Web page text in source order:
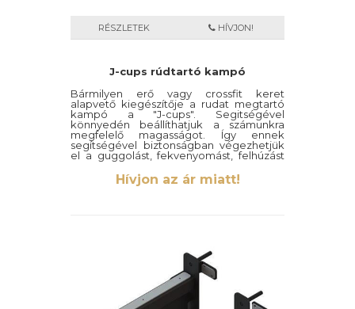
RÉSZLETEK HÍVJON!
J-cups rúdtartó kampó
Bármilyen erő vagy crossfit keret
alapvető kiegészítője a rudat megtartó
kampó a "J-cups". Segitségével
könnyedén beállíthatjuk a számunkra
megfelelő magasságot. Így ennek
segítségével biztonságban végezhetjük
el a guggolást, fekvenyomást, felhúzást
vagy akármilyen gyakorlatot.
Hívjon az ár miatt!